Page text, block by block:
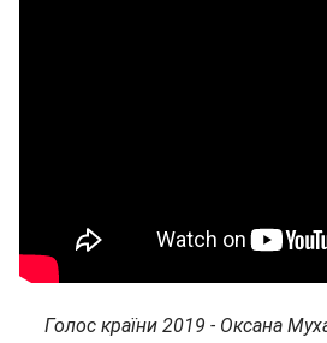
Голос країни 2019 - Оксана